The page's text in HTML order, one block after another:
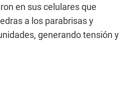
en sus celulares que
a los parabrisas y
generando tensión y